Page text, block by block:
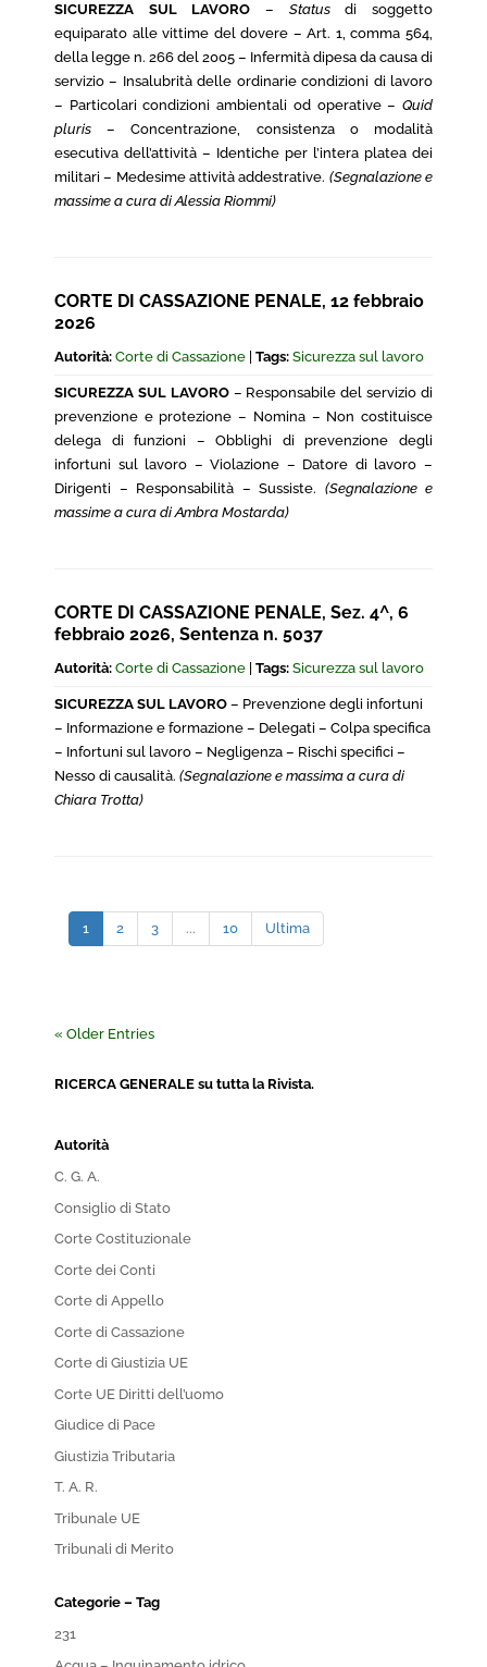
SICUREZZA SUL LAVORO – Statusdi soggetto
equiparato alle vittime del dovere – Art. 1, comma 564,
della legge n. 266 del 2005 – Infermità dipesa da causa di
servizio – Insalubrità delle ordinarie condizioni di lavoro
– Particolari condizioni ambientali od operative – Quid
pluris – Concentrazione, consistenza o modalità
esecutiva dell’attività – Identiche per l’intera platea dei
militari – Medesime attività addestrative. (Segnalazione e
massime a cura di Alessia Riommi)
CORTE DI CASSAZIONE PENALE, 12 febbraio
2026
Autorità: Corte di Cassazione Tags: Sicurezza sul lavoro
SICUREZZA SUL LAVORO– Responsabile del servizio di
prevenzione e protezione – Nomina – Non costituisce
delega di funzioni – Obblighi di prevenzione degli
infortuni sul lavoro – Violazione – Datore di lavoro –
Dirigenti – Responsabilità – Sussiste. (Segnalazione e
massime a cura di Ambra Mostarda)
CORTE DI CASSAZIONE PENALE, Sez. 4^, 6
febbraio 2026, Sentenza n. 5037
Autorità: Corte di Cassazione Tags: Sicurezza sul lavoro
SICUREZZA SUL LAVORO – Prevenzione degli infortuni
– Informazione e formazione – Delegati – Colpa specifica
– Infortuni sul lavoro – Negligenza – Rischi specifici –
Nesso di causalità. (Segnalazione e massima a cura di
Chiara Trotta)
1 2 3 ... 10 Ultima
« Older Entries
RICERCA GENERALE su tutta la Rivista.
Autorità
C. G. A.
Consiglio di Stato
Corte Costituzionale
Corte dei Conti
Corte di Appello
Corte di Cassazione
Corte di Giustizia UE
Corte UE Diritti dell’uomo
Giudice di Pace
Giustizia Tributaria
T. A. R.
Tribunale UE
Tribunali di Merito
Categorie – Tag
231